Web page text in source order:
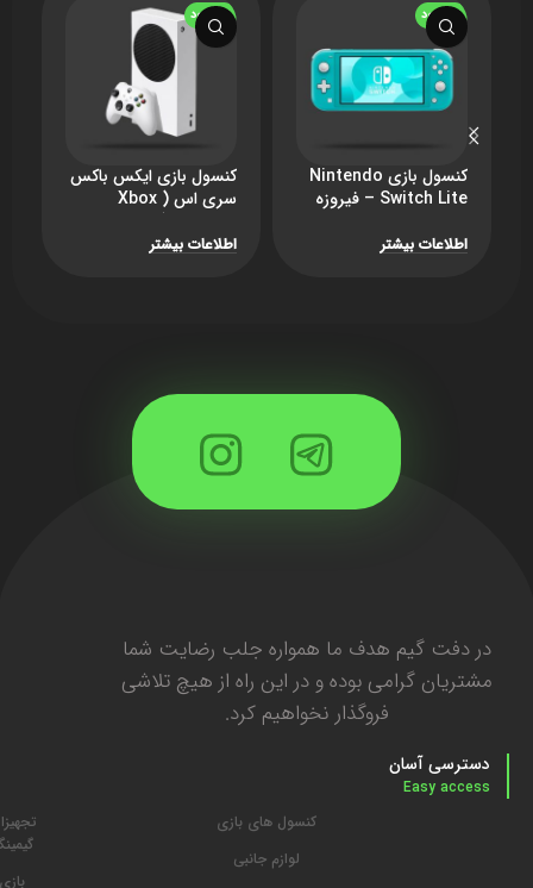
ناموجود
کنسول بازی Nintendo
Switch Lite – فیروزه
اطلاعات بیشتر
ناموجود
کنسول بازی ایکس باکس
سری اس ( Xbox
Series S ) – ظرفیت
512GB
اطلاعات بیشتر
در دفت گیم هدف ما همواره جلب رضایت شما
مشتریان گرامی بوده و در این راه از هیچ تلاشی
فروگذار نخواهیم کرد.
دسترسی آسان
Easy access
کنسول های بازی
لوازم جانبی
بازی